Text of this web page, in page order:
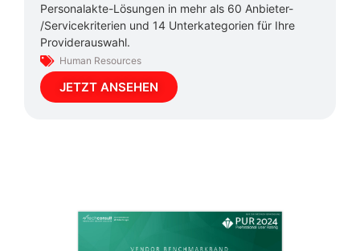
Personalakte-Lösungen in mehr als 60 Anbieter-
/Servicekriterien und 14 Unterkategorien für Ihre
Providerauswahl.
Human Resources
JETZT ANSEHEN